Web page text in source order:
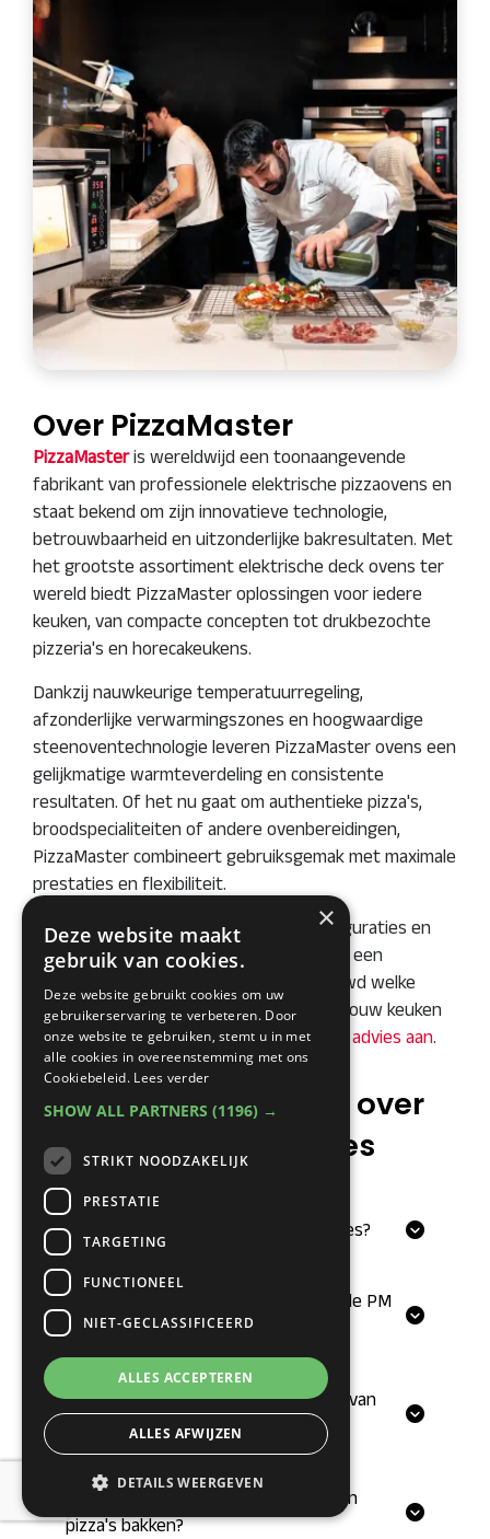
Over PizzaMaster
PizzaMaster is wereldwijd een toonaangevende
fabrikant van professionele elektrische pizzaovens en
staat bekend om zijn innovatieve technologie,
betrouwbaarheid en uitzonderlijke bakresultaten. Met
het grootste assortiment elektrische deck ovens ter
wereld biedt PizzaMaster oplossingen voor iedere
keuken, van compacte concepten tot drukbezochte
pizzeria's en horecakeukens.
Dankzij nauwkeurige temperatuurregeling,
afzonderlijke verwarmingszones en hoogwaardige
steenoventechnologie leveren PizzaMaster ovens een
gelijkmatige warmteverdeling en consistente
resultaten. Of het nu gaat om authentieke pizza's,
broodspecialiteiten of andere ovenbereidingen,
PizzaMaster combineert gebruiksgemak met maximale
prestaties en flexibiliteit.
Met een breed scala aan modellen, configuraties en
capaciteiten is er voor iedere horecazaak een
passende oplossing beschikbaar. Benieuwd welke
PizzaMaster oven het beste aansluit bij jouw keuken
en productiecapaciteit? Vraag vrijblijvend advies aan.
Veelgestelde vragen over
PizzaMaster 900 Series
Wat is de diepte van de PM 900 Series?
In welke breedtes en vermogens is de PM
900 Series leverbaar?
Wat is de maximale baktemperatuur van
een PM 900 oven?
Kan je in een PizzaMaster oven alleen
pizza's bakken?
×
Deze website maakt
gebruik van cookies.
Deze website gebruikt cookies om uw
gebruikerservaring te verbeteren. Door
onze website te gebruiken, stemt u in met
alle cookies in overeenstemming met ons
Cookiebeleid. Lees verder
SHOW ALL PARTNERS (1196) →
STRIKT NOODZAKELIJK
PRESTATIE
TARGETING
FUNCTIONEEL
NIET-GECLASSIFICEERD
ALLES ACCEPTEREN
ALLES AFWIJZEN
DETAILS WEERGEVEN